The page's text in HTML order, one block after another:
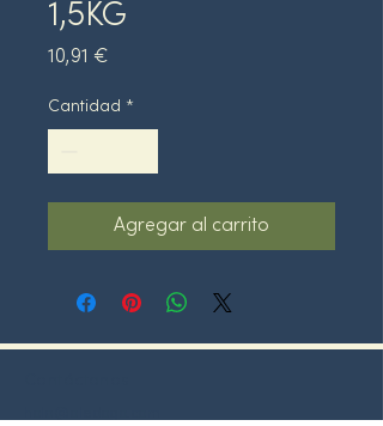
1,5KG
10,91 €
Cantidad *
Agregar al carrito